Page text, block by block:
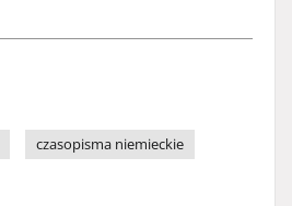
czasopisma niemieckie